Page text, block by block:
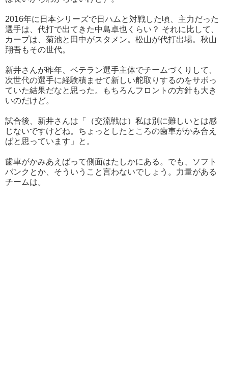
2016年に日本シリーズで日ハムと対戦した頃、主力だった
選手は、代打で出てきた中島卓也くらい？ それに比して、
カープは、菊池と田中がスタメン。松山が代打出場。秋山
翔吾もその世代。
新井さんが昨年、ベテラン選手主体でチームづくりして、
次世代の選手に経験積ませて新しい舵取りするのをサボっ
ていた結果だなと思った。もちろんフロントの方針も大き
いのだけど。
試合後、新井さんは「（交流戦は）私は別に難しいとは感
じないですけどね。ちょっとしたところの歯車がかみ合え
ばと思っています」と。
歯車がかみあえばって側面はたしかにある。でも、ソフト
バンクとか、そういうこと言わないでしょう。力量がある
チームは。